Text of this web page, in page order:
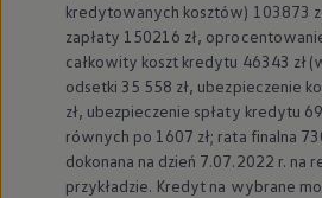
kredytowanych kosztów) 103873
zapłaty 150216 zł,
całkowity koszt kredytu 46343 zł
odsetki 35 558 zł, ubezpieczenie
zł, ubezpieczenie spłaty kredytu
równych po 1607 zł; rata finalna
dokonana na dzień 7.07.2022 r. na
przykładzie. Kredyt na wybrane